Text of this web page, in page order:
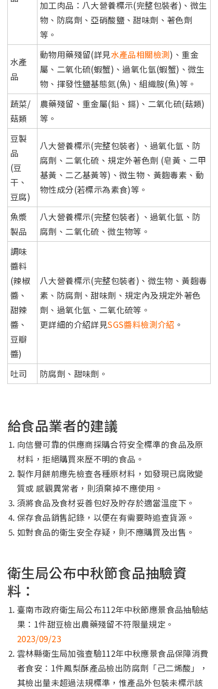
加工肉品：八大營養標示(完整包裝者)、微生
物、防腐劑、亞硝酸鹽、甜味劑、著色劑
等。
水產
品
動物用藥殘留(詳見水產品相關檢測)、重金
屬、二氧化硫(蝦蟹)、過氧化氫(蝦蟹)、微生
物、揮發性鹽基態氮(魚)、組織胺(魚)等。
蔬菜/
菇類
農藥殘留、重金屬(鉛、鎘)、二氧化硫(菇類)
等。
豆製
品
(豆
干、
豆腐)
八大營養標示(完整包裝者) 、過氧化氫、防
腐劑、二氧化硫、規定外著色劑 (皂黃、二甲
基黃、二乙基黃等)、微生物、黃麴毒素、動
物性成分(若標示為素食)等。
魚漿
製品
八大營養標示(完整包裝者) 、過氧化氫、防
腐劑、二氧化硫、微生物等。
調味
醬料
(辣椒
醬、
甜辣
醬、
豆瓣
醬)
八大營養標示(完整包裝者)、微生物、黃麴毒
素、防腐劑、甜味劑、規定內及規定外著色
劑、過氧化氫、二氧化硫等。
更詳細的介紹詳見SGS醬料檢測介紹 。
吐司 防腐劑、甜味劑。
給食品業者的建議
向信譽可靠的供應商採購合符安全標準的食品及原
材料，拒絕購買來歷不明的食品。
製作月餅前應先檢查各種原材料，如發現已腐敗變
質或 感觀異常者，則須棄掉不應使用。
須將食品及食材妥善包好及貯存於適當溫度下。
保存食品銷售記錄，以便在有需要時追查貨源。
如對食品的衛生安全存疑，則不應購買及出售。
衛生局公布中秋節食品抽驗資
料：
臺南市政府衛生局公布112年中秋節應景食品抽驗結
果：1件甜豆檢出農藥殘留不符限量規定。
2023/09/23
雲林縣衛生局加強查驗112年中秋應景食品保障消費
者食安：1件鳳梨酥產品檢出防腐劑「己二烯酸」，
其檢出量未超過法規標準，惟產品外包裝未標示該